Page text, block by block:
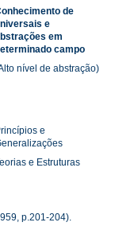
de
e
em
campo
nível de abstração)
e
e Estruturas
p.201-204).